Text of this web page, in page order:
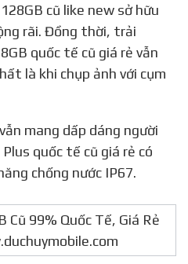
rãi. Đồng thời, trải
quốc tế cũ giá rẻ vẫn
là khi chụp ảnh với cụm
quốc tế cũ giá rẻ có
chống nước IP67.